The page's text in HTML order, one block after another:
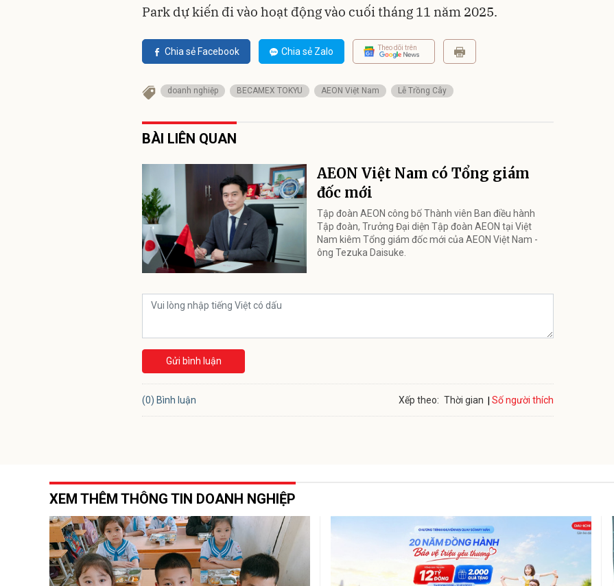
Park dự kiến đi vào hoạt động vào cuối tháng 11 năm 2025.
Chia sẻ Facebook Chia sẻ Zalo Theo dõi trên
doanh nghiệp BECAMEX TOKYU AEON Việt Nam Lễ Trồng Cây
BÀI LIÊN QUAN
AEON Việt Nam có Tổng giám
đốc mới
Tập đoàn AEON công bố Thành viên Ban điều hành
Tập đoàn, Trưởng Đại diện Tập đoàn AEON tại Việt
Nam kiêm Tổng giám đốc mới của AEON Việt Nam -
ông Tezuka Daisuke.
Gửi bình luận
(0) Bình luận Xếp theo: Thời gian Số người thích
XEM THÊM THÔNG TIN DOANH NGHIỆP